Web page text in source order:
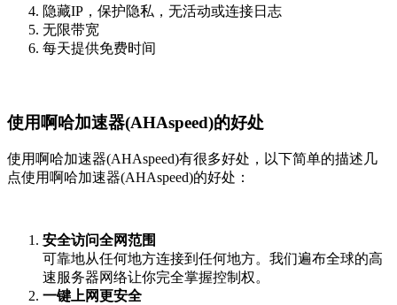
隐藏IP，保护隐私，无活动或连接日志
无限带宽
每天提供免费时间
使用啊哈加速器(AHAspeed)的好处
使用啊哈加速器(AHAspeed)有很多好处，以下简单的描述几
点使用啊哈加速器(AHAspeed)的好处：
安全访问全网范围
可靠地从任何地方连接到任何地方。我们遍布全球的高
速服务器网络让你完全掌握控制权。
一键上网更安全